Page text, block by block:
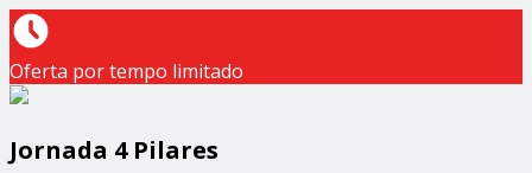
Oferta por tempo limitado
Jornada 4 Pilares